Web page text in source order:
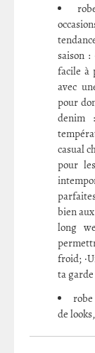
saison
facile à
avec
pour
denim
casual
pour
bien
long
froid;
ta garde
de